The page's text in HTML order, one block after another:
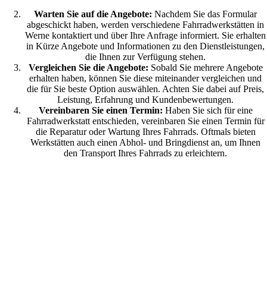
Warten Sie auf die Angebote: Nachdem Sie das Formular
abgeschickt haben, werden verschiedene Fahrradwerkstätten in
Werne kontaktiert und über Ihre Anfrage informiert. Sie erhalten
in Kürze Angebote und Informationen zu den Dienstleistungen,
die Ihnen zur Verfügung stehen.
Vergleichen Sie die Angebote: Sobald Sie mehrere Angebote
erhalten haben, können Sie diese miteinander vergleichen und
die für Sie beste Option auswählen. Achten Sie dabei auf Preis,
Leistung, Erfahrung und Kundenbewertungen.
Vereinbaren Sie einen Termin: Haben Sie sich für eine
Fahrradwerkstatt entschieden, vereinbaren Sie einen Termin für
die Reparatur oder Wartung Ihres Fahrrads. Oftmals bieten
Werkstätten auch einen Abhol- und Bringdienst an, um Ihnen
den Transport Ihres Fahrrads zu erleichtern.